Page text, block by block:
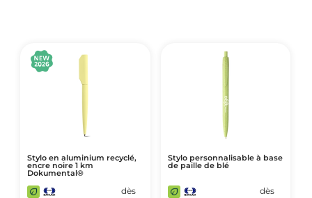
Stylo en aluminium recyclé,
encre noire 1 km
Dokumental®
dès
Stylo personnalisable à base
de paille de blé
dès